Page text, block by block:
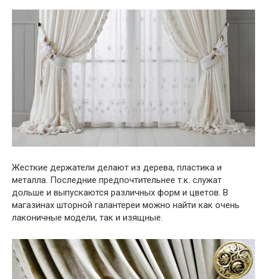
Жесткие держатели делают из дерева, пластика и
металла. Последние предпочтительнее т.к. служат
дольше и выпускаются различных форм и цветов. В
магазинах шторной галантереи можно найти как очень
лаконичные модели, так и изящные.